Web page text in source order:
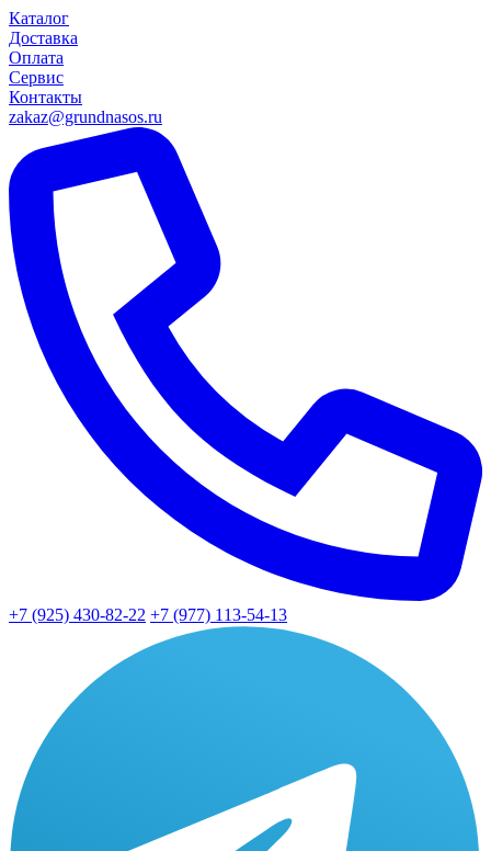
Каталог
Доставка
Оплата
Сервис
Контакты
zakaz@grundnasos.ru
+7 (925) 430-82-22 +7 (977) 113-54-13